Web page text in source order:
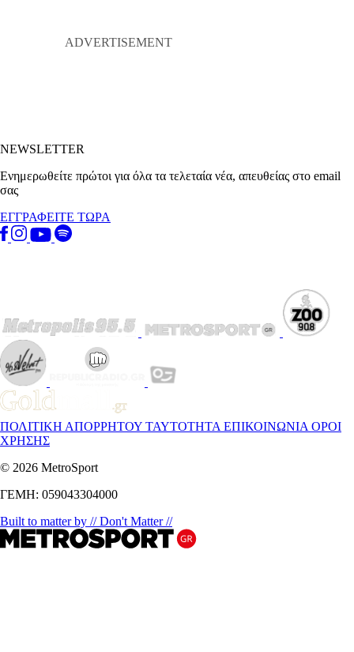
NEWSLETTER
Ενημερωθείτε πρώτοι για όλα τα τελεταία νέα, απευθείας στο email
σας
ΕΓΓΡΑΦΕΙΤΕ ΤΩΡΑ
ΠΟΛΙΤΙΚΗ ΑΠΟΡΡΗΤΟΥ ΤΑΥΤΟΤΗΤΑ ΕΠΙΚΟΙΝΩΝΙΑ ΟΡΟΙ
ΧΡΗΣΗΣ
© 2026 MetroSport
ΓΕΜΗ: 059043304000
Built to matter by // Don't Matter //